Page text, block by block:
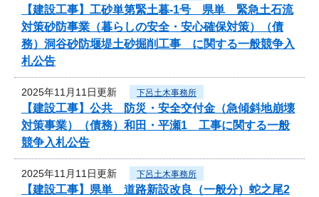
【建設工事】工砂単第緊土暮-1号 県単 緊急土石流
対策砂防事業（暮らしの安全・安心確保対策）（債
務）洞谷砂防堰堤土砂掘削工事 に関する一般競争入
札公告
2025年11月11日更新 下呂土木事務所
【建設工事】公共 防災・安全交付金（急傾斜地崩壊
対策事業）（債務）和田・平瀬1 工事に関する一般
競争入札公告
2025年11月11日更新 下呂土木事務所
【建設工事】県単 道路新設改良（一般分）蛇之尾2